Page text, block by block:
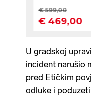
U gradskoj
incident narušio
pred Etičkim
odluke i